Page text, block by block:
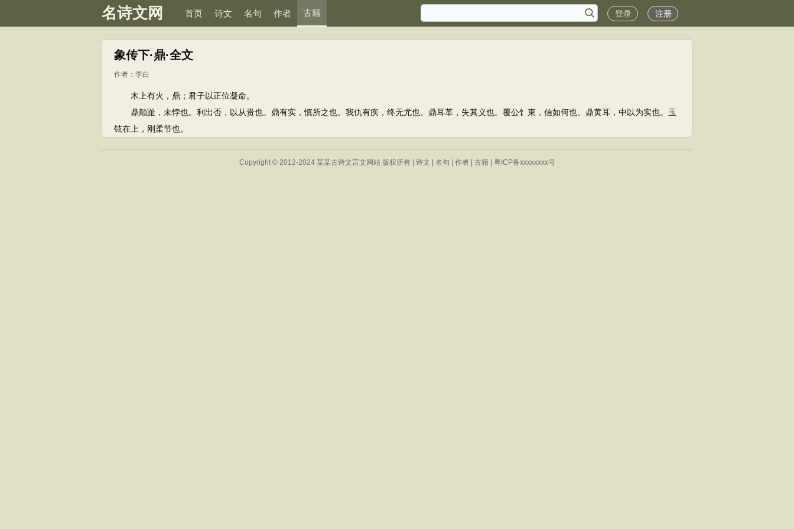
名诗文网 首页 诗文 名句 作者 古籍 登录 注册
象传下·鼎·全文
作者： 李白
木上有火，鼎；君子以正位凝命。
鼎颠趾，未悖也。利出否，以从贵也。鼎有实，慎所之也。我仇有疾，终无尤也。鼎耳革，失其义也。覆公饣束，信如何也。鼎黄耳，中以为实也。玉
铉在上，刚柔节也。
Copyright © 2012-2024 某某古诗文言文网站 版权所有 | 诗文 名句 作者| 古籍| 粤ICP备xxxxxxxx号